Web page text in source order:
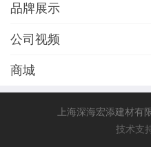
品牌展示
公司视频
商城
上海深海宏添建材
技术支